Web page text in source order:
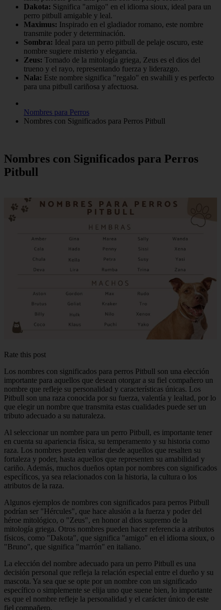
Dakota: Significa "amigo" en el idioma sioux, ideal para un
perro pitbull amigable y leal.
Maximus: Inspirado en el gladiador romano, este nombre
transmite poder y determinación.
Sombra: Ideal para un perro pitbull de pelaje oscuro, este
nombre sugiere misterio y elegancia.
Zeus: Tomado de la mitología griega, Zeus es el dios del
trueno y el rayo, representando fuerza y liderazgo.
Nala: Este nombre significa "regalo" en swahili y es perfecto
para una pitbull cariñosa y afectuosa.
Nombres para Perros
Nombres con Significados para Perros Pitbull
Nombres con Significados para Perros
Pitbull
Rate this post
Los nombres con significados para perros Pitbull son una elección
importante para aquellos que desean otorgar a su fiel compañero un
nombre que refleje su personalidad y características únicas. Los
Pitbull son una raza conocida por su fuerza, valentía y lealtad, por lo
que elegir un nombre que transmita estas cualidades puede ser un
tributo adecuado a su naturaleza.
Al seleccionar un nombre para un perro Pitbull, es importante tener
en cuenta su apariencia física, su temperamento y su historia como
raza. Los nombres pueden variar desde aquellos que resalten su
fortaleza y poder, hasta aquellos que representen su amabilidad y
cariño. Además, muchos dueños optan por nombres con significados
específicos, ya sea relacionados con la historia, la cultura o los
atributos de la raza.
Algunos ejemplos de nombres con significados para perros Pitbull
podrían ser "Hércules", que hace alusión a la fuerza y poder del
héroe mitológico, o "Zeus", en honor al dios supremo de la
mitología griega. Otros nombres pueden hacer referencia a atributos
físicos, como "Dakota", que significa "amigo" en el idioma sioux, o
"Bruno", que significa "marrón" en italiano.
La elección del nombre adecuado para un perro Pitbull es una
decisión personal que refleja la relación especial entre el dueño y su
mascota. Ya sea que se opte por un nombre con un significado
específico o simplemente se elija uno que suene bien, lo importante
es que el nombre refleje la personalidad y el carácter único de este
fiel compañero.